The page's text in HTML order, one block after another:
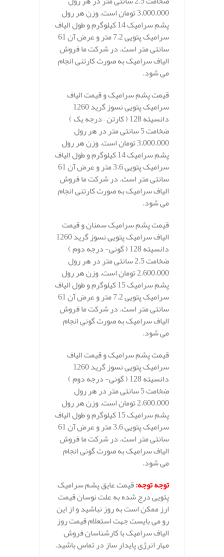
3.000.000 تومان است. وزن هر رول
پشم سرامیک 14 کیلوگرم و طول الیاف
سرامیک پتویی 7.2 متر و عرض آن 61
سانتی متر است. در شرکت ما فروش
الیاف سرامیک به صورت کارتنی انجام
می شود.
قیمت پشم سرامیک و قیمت الیاف
سرامیک پتویی نسوز گرید 1260
دانسیته 128 ( کارتن – درجه یک )
ضخامت 5 سانتی متر در هر رول
3.000.000 تومان است. وزن هر رول
پشم سرامیک 14 کیلوگرم و طول الیاف
سرامیک پتویی 3.6 متر و عرض آن 61
سانتی متر است. در شرکت ما فروش
الیاف سرامیک به صورت کارتنی انجام
می شود.
قیمت پشم سرامیک سمنان و قیمت
الیاف سرامیک پتویی نسوز گرید 1260
دانسیته 128 ( گونی- درجه دوم )
ضخامت 2.5 سانتی متر در هر رول
2.600.000 تومان است. وزن هر رول
پشم سرامیک 15 کیلوگرم و طول الیاف
سرامیک پتویی 7.2 متر و عرض آن 61
سانتی متر است. در شرکت ما فروش
الیاف سرامیک به صورت گونی انجام
می شود.
قیمت پشم سرامیک و قیمت الیاف
سرامیک پتویی نسوز گرید 1260
دانسیته 128 ( گونی- درجه دوم )
ضخامت 5 سانتی متر در هر رول
2.600.000 تومان است. وزن هر رول
پشم سرامیک 15 کیلوگرم و طول الیاف
سرامیک پتویی 3.6 متر و عرض آن 61
سانتی متر است. در شرکت ما فروش
الیاف سرامیک به صورت گونی انجام
می شود.
توجه توجه:قیمت عایق پشم سرامیک
پتویی درج شده به علت نوسان قیمت
ارز ممکن است به روز نباشید و از این
رو می بایست جهت استعلام قیمت روز
الیاف سرامیک با کارشناسان فروش
مهار انرژی پایدار ساز در تماس باشید.